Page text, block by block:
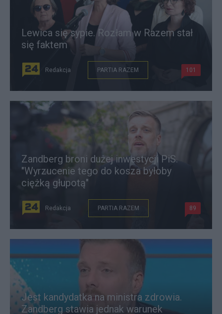
Lewica się sypie. Rozłam w Razem stał
się faktem
Redakcja PARTIA RAZEM 101
Zandberg broni dużej inwestycji PiS.
"Wyrzucenie tego do kosza byłoby
ciężką głupotą"
Redakcja PARTIA RAZEM 89
Jest kandydatka na ministra zdrowia.
Zandberg stawia jednak warunek